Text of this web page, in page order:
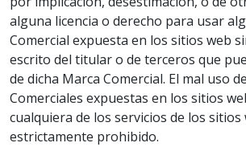
alguna licencia o derecho para usar
Comercial expuesta en los sitios web
escrito del titular o de terceros que
de dicha Marca Comercial. El mal uso
Comerciales expuestas en los sitios
cualquiera de los servicios de los sitios
estrictamente prohibido.